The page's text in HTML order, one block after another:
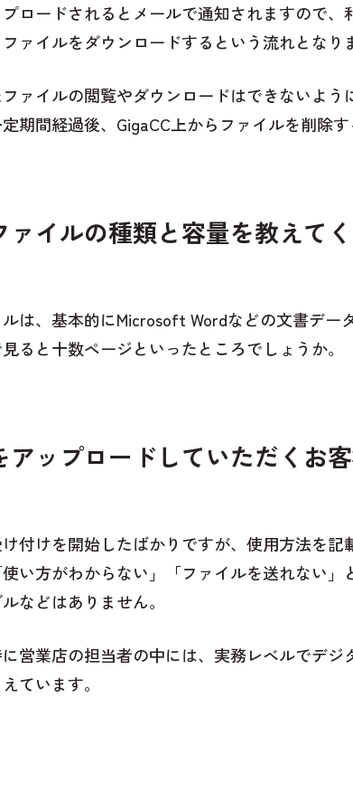
ロードされるとメールで通知されますので
ァイルをダウンロードするという流れとなり
ァイルの閲覧やダウンロードはできないよ
期間経過後、GigaCC上からファイルを削除す
イルの種類と容量を教えてく
は、基本的にMicrosoft Wordなどの文書デー
ると十数ページといったところでしょうか。
アップロードしていただくお
付けを開始したばかりですが、使用方法を
い方がわからない」「ファイルを送れない
などはありません。
営業店の担当者の中には、実務レベルでデ
ています。